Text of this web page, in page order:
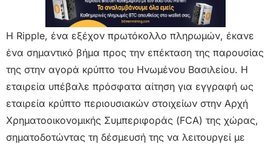
Η Ripple, ένα εξέχον πρωτόκολλο πληρωμών, έκανε
ένα σημαντικό βήμα προς την επέκταση της παρουσίας
της στην αγορά κρύπτο του Ηνωμένου Βασιλείου. Η
εταιρεία υπέβαλε πρόσφατα αίτηση για εγγραφή ως
εταιρεία κρύπτο περιουσιακών στοιχείων στην Αρχή
Χρηματοοικονομικής Συμπεριφοράς (FCA) της χώρας,
σηματοδοτώντας τη δέσμευσή της να λειτουργεί με